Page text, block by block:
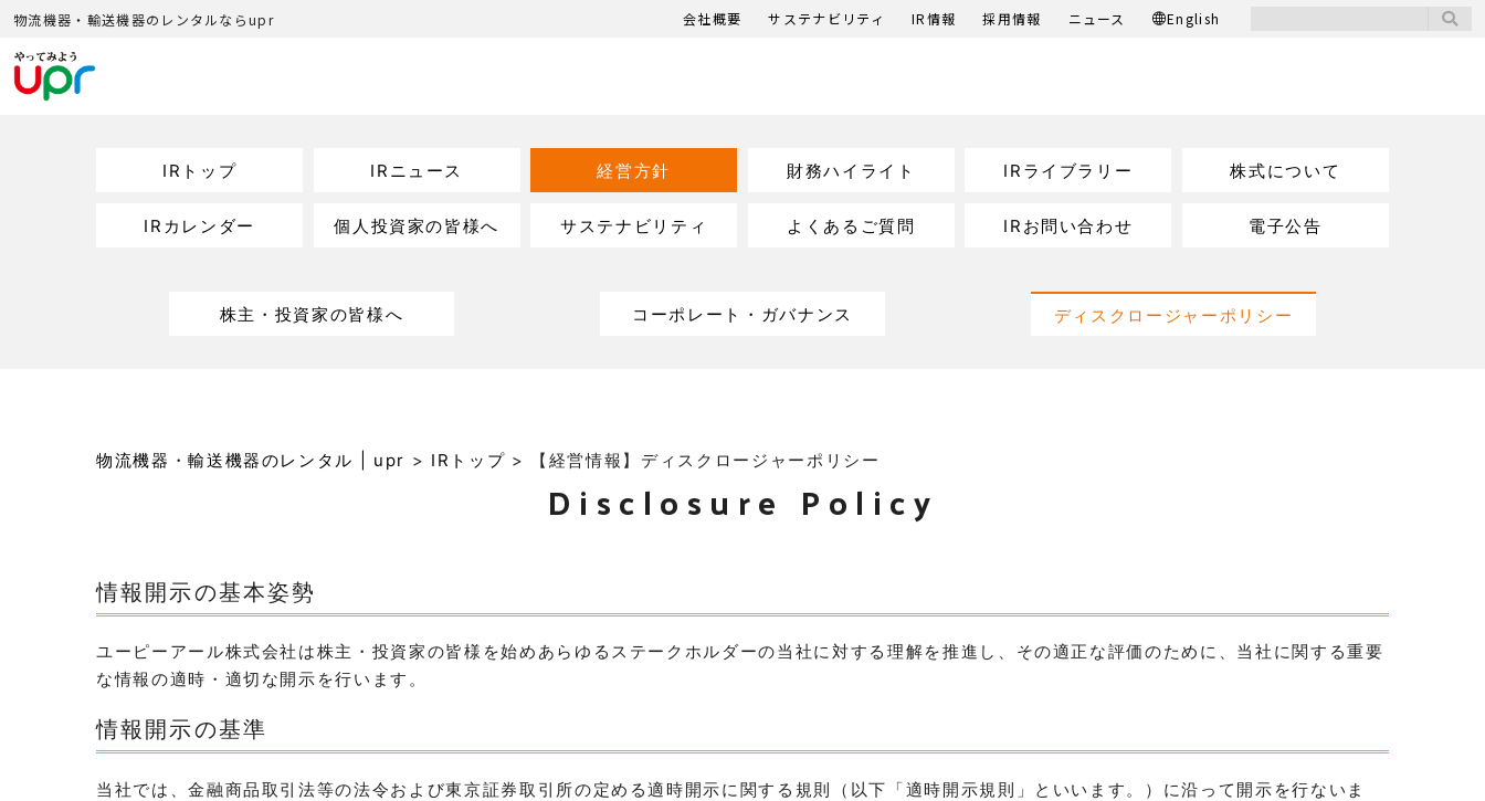
物流機器・輸送機器のレンタルならupr 会社概要 サステナビリティ IR情報 採用情報 ニュース English
IRトップ IRニュース 経営方針 財務ハイライト IRライブラリー 株式について
IRカレンダー 個人投資家の皆様へ サステナビリティ よくあるご質問 IRお問い合わせ 電子公告
株主・投資家の皆様へ コーポレート・ガバナンス ディスクロージャーポリシー
物流機器・輸送機器のレンタル | upr > IRトップ > 【経営情報】ディスクロージャーポリシー
Disclosure Policy
情報開示の基本姿勢
ユーピーアール株式会社は株主・投資家の皆様を始めあらゆるステークホルダーの当社に対する理解を推進し、その適正な評価のために、当社に関する重要
な情報の適時・適切な開示を行います。
情報開示の基準
当社では、金融商品取引法等の法令および東京証券取引所の定める適時開示に関する規則（以下「適時開示規則」といいます。）に沿って開示を行ないま